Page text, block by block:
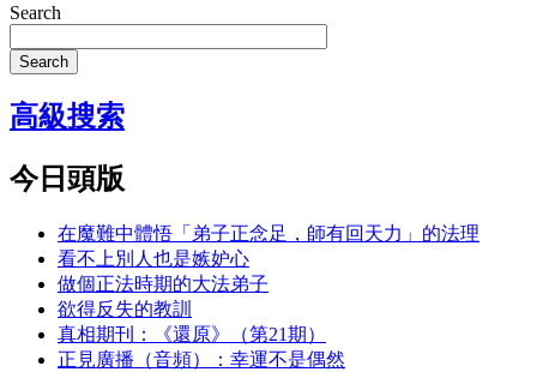
Search
Search
高級搜索
今日頭版
在魔難中體悟「弟子正念足，師有回天力」的法理
看不上別人也是嫉妒心
做個正法時期的大法弟子
欲得反失的教訓
真相期刊：《還原》（第21期）
正見廣播（音頻）：幸運不是偶然